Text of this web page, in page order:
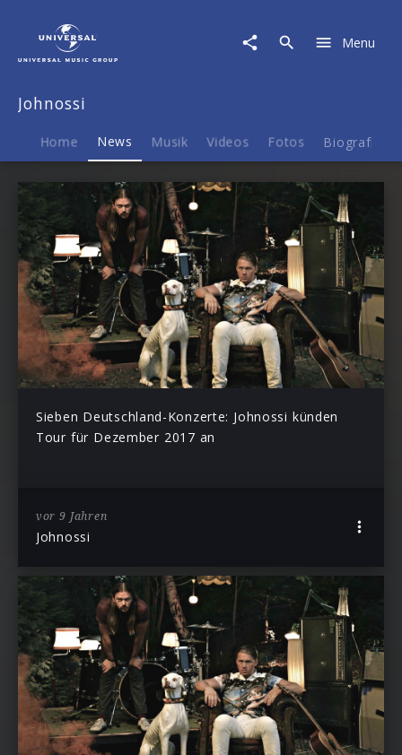
Menu
Johnossi
Home News Musik Videos Fotos Biografie
Sieben Deutschland-Konzerte: Johnossi künden
Tour für Dezember 2017 an
vor 9 Jahren
Johnossi